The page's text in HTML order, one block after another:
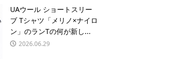
UAウール ショートスリー
ブ Tシャツ「メリノ×ナイロ
ン」のランTの何が新し...
2026.06.29